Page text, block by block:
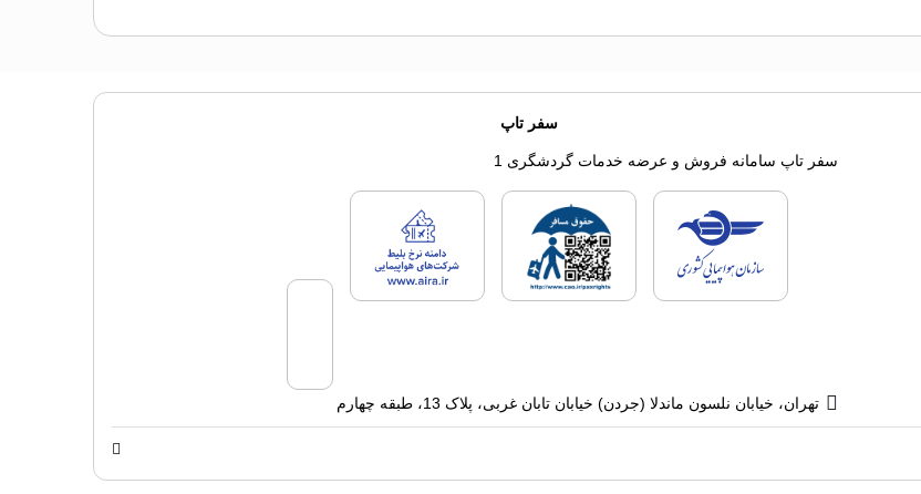
سفر تاپ
سفر تاپ سامانه فروش و عرضه خدمات گردشگری 1
لایسنس های فروش سفرتاپلایسنس های فروش سفرتاپلایسنس های فروش سفرتاپ
تهران، خیابان نلسون ماندلا (جردن) خیابان تابان غربی، پلاک 13، طبقه چهارم